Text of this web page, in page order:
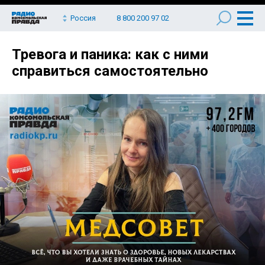
Россия 8 800 200 97 02
Тревога и паника: как с ними
справиться самостоятельно